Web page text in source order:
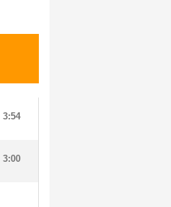
3:54
3:00